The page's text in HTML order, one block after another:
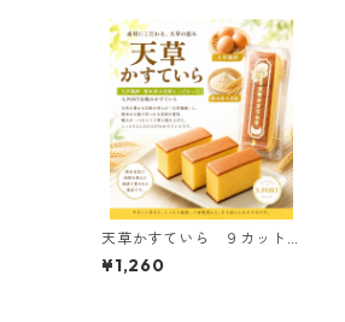
天草かすていら ９カット
入り
¥1,260